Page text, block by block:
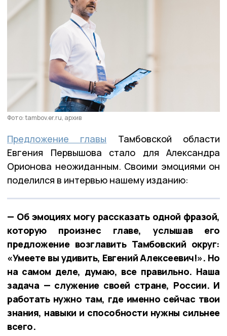
Фото: tambov.er.ru, архив
Предложение главы Тамбовской области
Евгения Первышова стало для Александра
Орионова неожиданным. Своими эмоциями он
поделился в интервью нашему изданию:
— Об эмоциях могу рассказать одной фразой,
которую произнес главе, услышав его
предложение возглавить Тамбовский округ:
«Умеете вы удивить, Евгений Алексеевич!». Но
на самом деле, думаю, все правильно. Наша
задача — служение своей стране, России. И
работать нужно там, где именно сейчас твои
знания, навыки и способности нужны сильнее
всего.